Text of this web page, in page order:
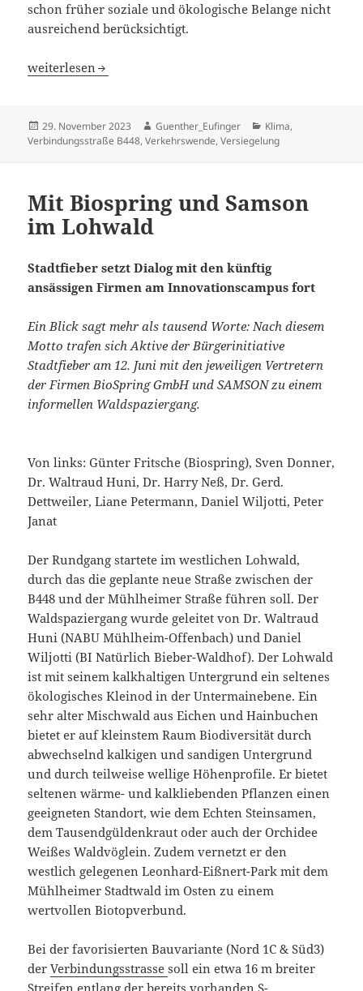
schon früher soziale und ökologische Belange nicht
ausreichend berücksichtigt.
Masterplan Offenbach – Bitte Überarbeiten!
weiterlesen
Veröffentlicht
am
29. November 2023 Autor
Guenther_Eufinger Kategorien
Klima,
Verbindungsstraße B448,Verkehrswende,Versiegelung
Mit Biospring und Samson
im Lohwald
Stadtfieber setzt Dialog mit den künftig
ansässigen Firmen am Innovationscampus fort
Ein Blick sagt mehr als tausend Worte: Nach diesem
Motto trafen sich Aktive der Bürgerinitiative
Stadtfieber am 12. Juni mit den jeweiligen Vertretern
der Firmen BioSpring GmbH und SAMSON zu einem
informellen Waldspaziergang.
Von links: Günter Fritsche (Biospring), Sven Donner,
Dr. Waltraud Huni, Dr. Harry Neß, Dr. Gerd.
Dettweiler, Liane Petermann, Daniel Wiljotti, Peter
Janat
Der Rundgang startete im westlichen Lohwald,
durch das die geplante neue Straße zwischen der
B448 und der Mühlheimer Straße führen soll. Der
Waldspaziergang wurde geleitet von Dr. Waltraud
Huni (NABU Mühlheim-Offenbach) und Daniel
Wiljotti (BI Natürlich Bieber-Waldhof). Der Lohwald
ist mit seinem kalkhaltigen Untergrund ein seltenes
ökologisches Kleinod in der Untermainebene. Ein
sehr alter Mischwald aus Eichen und Hainbuchen
bietet er auf kleinstem Raum Biodiversität durch
abwechselnd kalkigen und sandigen Untergrund
und durch teilweise wellige Höhenprofile. Er bietet
seltenen wärme- und kalkliebenden Pflanzen einen
geeigneten Standort, wie dem Echten Steinsamen,
dem Tausendgüldenkraut oder auch der Orchidee
Weißes Waldvöglein. Zudem vernetzt er den
westlich gelegenen Leonhard-Eißnert-Park mit dem
Mühlheimer Stadtwald im Osten zu einem
wertvollen Biotopverbund.
Bei der favorisierten Bauvariante (Nord 1C & Süd3)
derVerbindungsstrassesoll ein etwa 16 m breiter
Streifen entlang der bereits vorhanden S-